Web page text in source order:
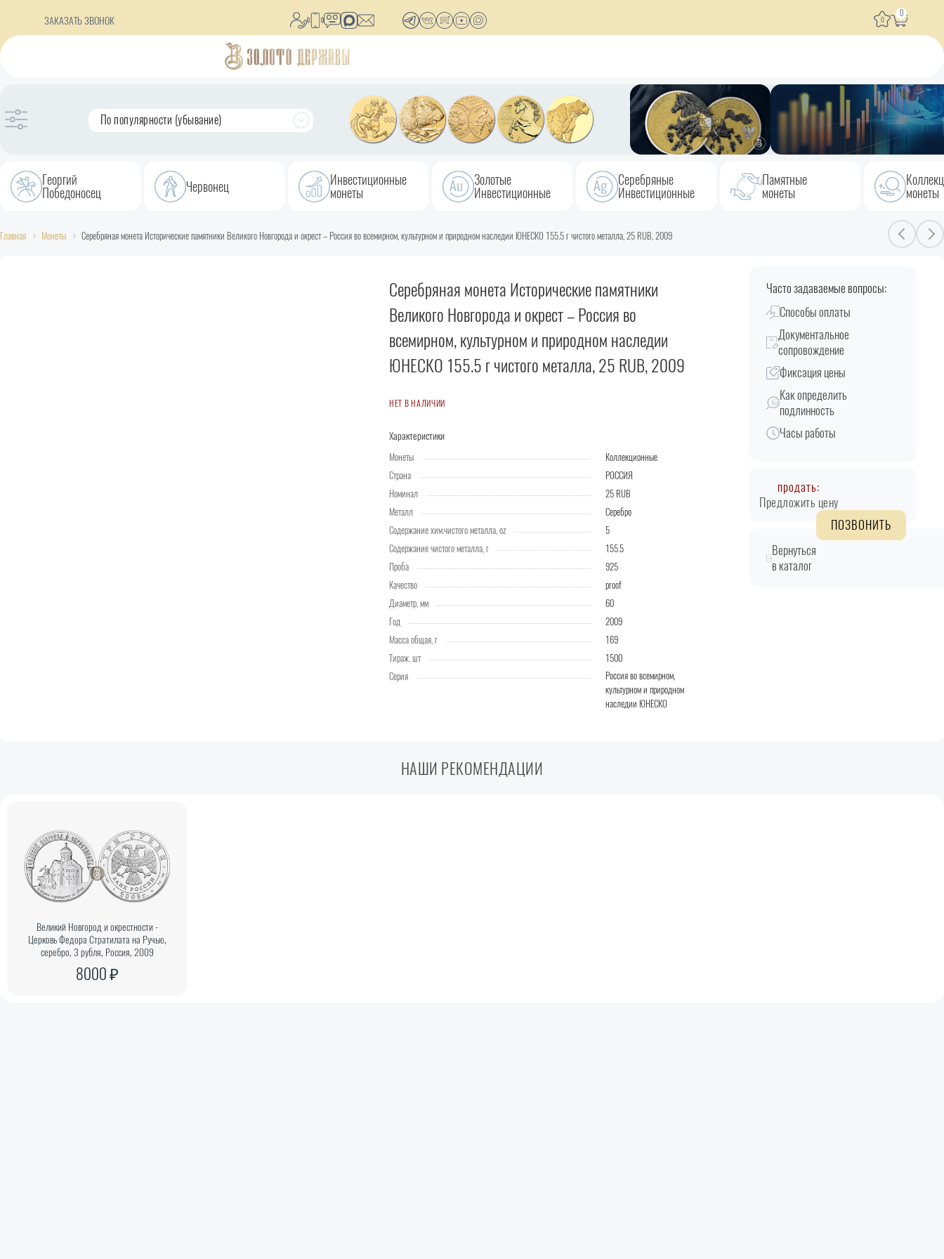
ЗАКАЗАТЬ ЗВОНОК 0
0
По популярности (убывание)
Георгий
Победоносец Червонец Инвестиционные
монеты
Золотые
Инвестиционные
Серебряные
Инвестиционные
Памятные
монеты монеты
Главная Монеты Серебряная монета Исторические памятники Великого Новгорода и окрест – Россия во всемирном, культурном и природном наследии ЮНЕСКО 155.5 г чистого металла, 25 RUB, 2009
Серебряная монета Исторические памятники
Великого Новгорода и окрест – Россия во
всемирном, культурном и природном наследии
ЮНЕСКО 155.5 г чистого металла, 25 RUB, 2009
НЕТ В НАЛИЧИИ
Характеристики
Монеты
Коллекционные
Страна
РОССИЯ
Номинал
25 RUB
Металл
Серебро
Содержание хим.чистого металла, oz
5
Содержание чистого металла, г
155.5
Проба
925
Качество
proof
Диаметр, мм
60
Год
2009
Масса общая, г
169
Тираж, шт
1500
Серия
Россия во всемирном,
культурном и природном
наследии ЮНЕСКО
Часто задаваемые вопросы:
Способы оплаты
Документальное
сопровождение
Фиксация цены
Как определить
подлинность
Часы работы
продать:
Предложить цену
ПОЗВОНИТЬ
Вернуться
в каталог
НАШИ РЕКОМЕНДАЦИИ
Великий Новгород и окрестности -
Церковь Федора Стратилата на Ручью,
серебро, 3 рубля, Россия, 2009
8000 ₽